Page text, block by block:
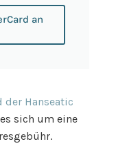
an
der Hanseatic
sich um eine